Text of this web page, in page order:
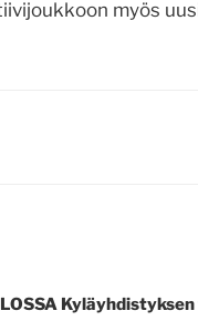
myös